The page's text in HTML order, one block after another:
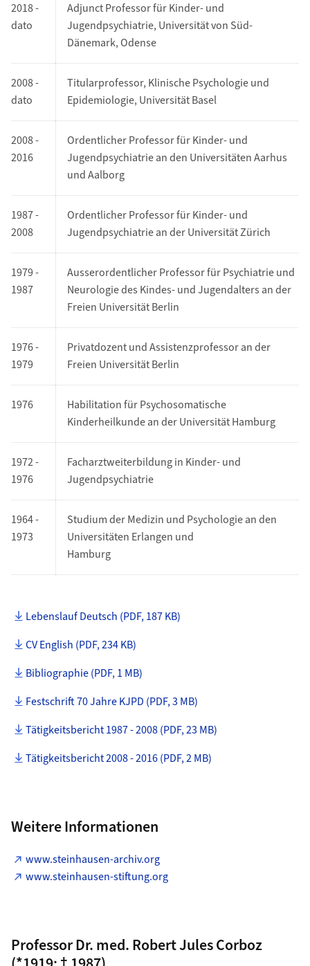
2018 -
dato
Adjunct Professor für Kinder- und
Jugendpsychiatrie, Universität von Süd-
Dänemark, Odense
2008 -
dato
Titularprofessor, Klinische Psychologie und
Epidemiologie, Universität Basel
2008 -
2016
Ordentlicher Professor für Kinder- und
Jugendpsychiatrie an den Universitäten Aarhus
und Aalborg
1987 -
2008
Ordentlicher Professor für Kinder- und
Jugendpsychiatrie an der Universität Zürich
1979 -
1987
Ausserordentlicher Professor für Psychiatrie und
Neurologie des Kindes- und Jugendalters an der
Freien Universität Berlin
1976 -
1979
Privatdozent und Assistenzprofessor an der
Freien Universität Berlin
1976
Habilitation für Psychosomatische
Kinderheilkunde an der Universität Hamburg
1972 -
1976
Facharztweiterbildung in Kinder- und
Jugendpsychiatrie
1964 -
1973
Studium der Medizin und Psychologie an den
Universitäten Erlangen und
Hamburg
Lebenslauf Deutsch (PDF, 187 KB)
CV English (PDF, 234 KB)
Bibliographie (PDF, 1 MB)
Festschrift 70 Jahre KJPD (PDF, 3 MB)
Tätigkeitsbericht 1987 - 2008 (PDF, 23 MB)
Tätigkeitsbericht 2008 - 2016 (PDF, 2 MB)
Weitere Informationen
www.steinhausen-archiv.org
www.steinhausen-stiftung.org
Professor Dr. med. Robert Jules Corboz